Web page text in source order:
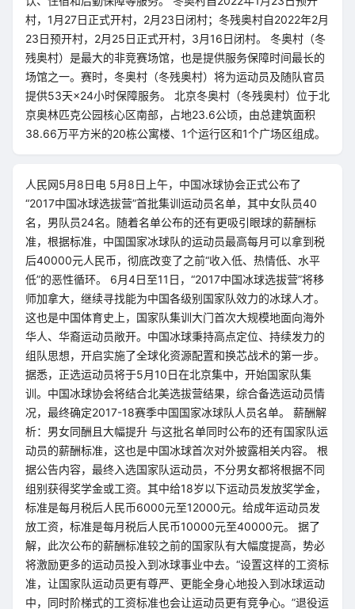
村，1月27日正式开村，2月23日闭村；冬残奥村自2022年2月
23日预开村，2月25日正式开村，3月16日闭村。 冬奥村（冬
残奥村）是最大的非竞赛场馆，也是提供服务保障时间最长的
场馆之一。赛时，冬奥村（冬残奥村）将为运动员及随队官员
提供53天×24小时保障服务。 北京冬奥村（冬残奥村）位于北
京奥林匹克公园核心区南部，占地23.6公顷，由总建筑面积
38.66万平方米的20栋公寓楼、1个运行区和1个广场区组成。
人民网5月8日电 5月8日上午，中国冰球协会正式公布了
“2017中国冰球选拔营”首批集训运动员名单，其中女队员40
名，男队员24名。随着名单公布的还有更吸引眼球的薪酬标
准，根据标准，中国国家冰球队的运动员最高每月可以拿到税
后40000元人民币，彻底改变了之前“收入低、热情低、水平
低”的恶性循环。 6月4日至11日，“2017中国冰球选拔营”将移
师加拿大，继续寻找能为中国各级别国家队效力的冰球人才。
这也是中国体育史上，国家队集训大门首次大规模地面向海外
华人、华裔运动员敞开。中国冰球秉持高点定位、持续发力的
组队思想，开启实施了全球化资源配置和换芯战术的第一步。
据悉，正选运动员将于5月10日在北京集中，开始国家队集
训。中国冰球协会将结合北美选拔营结果，综合备选运动员情
况，最终确定2017-18赛季中国国家冰球队人员名单。 薪酬解
析：男女同酬且大幅提升 与这批名单同时公布的还有国家队运
动员的薪酬标准，这也是中国冰球首次对外披露相关内容。 根
据公告内容，最终入选国家队运动员，不分男女都将根据不同
组别获得奖学金或工资。其中给18岁以下运动员发放奖学金，
标准是每月税后人民币6000元至12000元。给成年运动员发
放工资，标准是每月税后人民币10000元至40000元。 据了
解，此次公布的薪酬标准较之前的国家队有大幅度提高，势必
将激励更多的运动员投入到冰球事业中去。“设置这样的工资标
准，让国家队运动员更有尊严、更能全身心地投入到冰球运动
中，同时阶梯式的工资标准也会让运动员更有竞争心。”退役运